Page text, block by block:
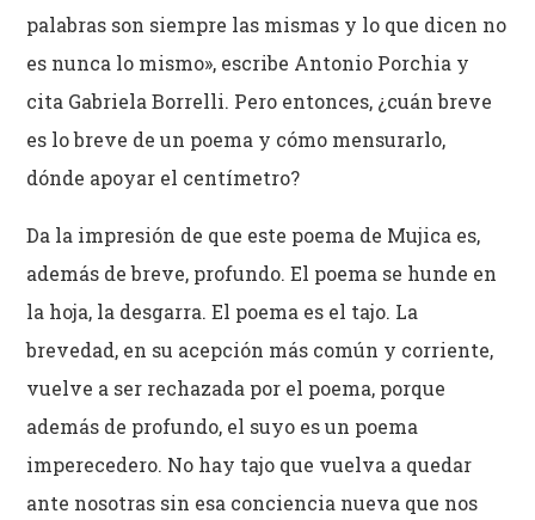
palabras son siempre las mismas y lo que dicen no
es nunca lo mismo», escribe Antonio Porchia y
cita Gabriela Borrelli. Pero entonces, ¿cuán breve
es lo breve de un poema y cómo mensurarlo,
dónde apoyar el centímetro?
Da la impresión de que este poema de Mujica es,
además de breve, profundo. El poema se hunde en
la hoja, la desgarra. El poema es el tajo. La
brevedad, en su acepción más común y corriente,
vuelve a ser rechazada por el poema, porque
además de profundo, el suyo es un poema
imperecedero. No hay tajo que vuelva a quedar
ante nosotras sin esa conciencia nueva que nos